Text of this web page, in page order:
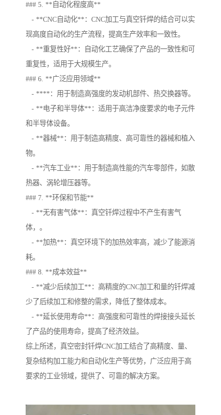
### 5. **自动化程度高**
- **CNC自动化**：CNC加工与真空钎焊的结合可以实
现高度自动化的生产流程，提高生产效率和一致性。
- **重复性好**：自动化工艺确保了产品的一致性和可
重复性，适用于大规模生产。
### 6. **广泛应用领域**
- ****：用于制造高强度的发动机部件、热交换器等。
- **电子和半导体**：适用于高洁净度要求的电子元件
和半导体设备。
- **器械**：用于制造高精度、高可靠性的器械和植入
物。
- **汽车工业**：用于制造高性能的汽车零部件，如散
热器、涡轮增压器等。
### 7. **环保和节能**
- **无有害气体**：真空钎焊过程中不产生有害气
体，。
- **加热**：真空环境下的加热效率高，减少了能源消
耗。
### 8. **成本效益**
- **减少后续加工**：高精度的CNC加工和量的钎焊减
少了后续加工和修整的需求，降低了整体成本。
- **延长使用寿命**：高强度和可靠性的焊接接头延长
了产品的使用寿命，提高了经济效益。
综上所述，真空密封钎焊CNC加工结合了高精度、量、
复杂结构加工能力和自动化生产等优势，广泛应用于高
要求的工业领域，提供了、可靠的解决方案。